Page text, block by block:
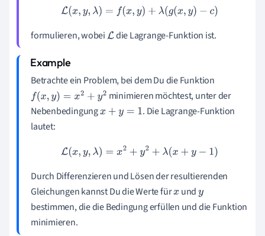
L(x ,y,λ )=f(x,y)+ λ(g(x,y)−c)
formulieren, wobeiLdie Lagrange-Funktion ist.
Betrachte ein Problem, bei dem Du die Funktion
f(x,y)=x2 +y 2
minimieren möchtest, unter der
Nebenbedingungx+ y=1
. Die Lagrange-Funktion
lautet:
L( x,y, λ)=x2+y2+λ( x+y−1)
Durch Differenzieren und Lösen der resultierenden
Gleichungen kannst Du die Werte fürx undy
bestimmen, die die Bedingung erfüllen und die Funktion
minimieren.